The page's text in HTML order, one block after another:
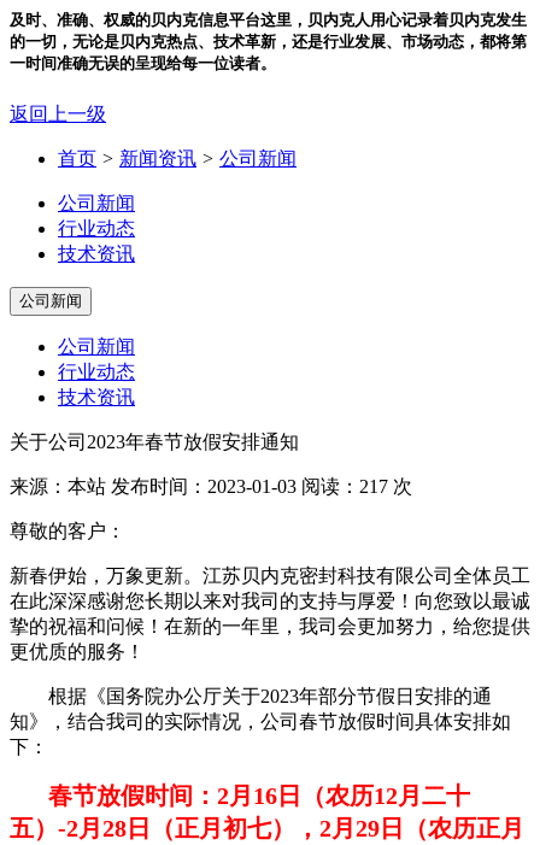
及时、准确、权威的贝内克信息平台这里，贝内克人用心记录着贝内克发生
的一切，无论是贝内克热点、技术革新，还是行业发展、市场动态，都将第
一时间准确无误的呈现给每一位读者。
返回上一级
首页 > 新闻资讯 > 公司新闻
公司新闻
行业动态
技术资讯
公司新闻
公司新闻
行业动态
技术资讯
关于公司2023年春节放假安排通知
来源：本站 发布时间：2023-01-03 阅读：217 次
尊敬的客户：
新春伊始，万象更新。江苏贝内克密封科技有限公司全体员工
在此深深感谢您长期以来对我司的支持与厚爱！向您致以最诚
挚的祝福和问候！在新的一年里，我司会更加努力，给您提供
更优质的服务！
根据《国务院办公厅关于2023年部分节假日安排的通
知》，结合我司的实际情况，公司春节放假时间具体安排如
下：
春节放假时间：2月16日（农历12月二十
五）-2月28日（正月初七），2月29日（农历正月